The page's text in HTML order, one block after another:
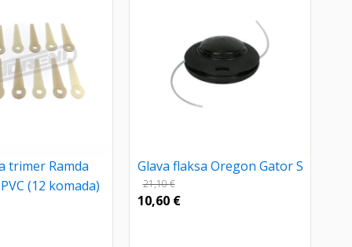
trimer Ramda
(12 komada)
Glava flaksa Oregon Gator S
21,10€
10,60 €